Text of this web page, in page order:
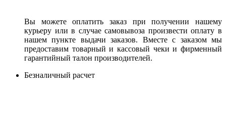
Вы можете оплатить заказ при получении нашему
курьеру или в случае самовывоза произвести оплату в
нашем пункте выдачи заказов. Вместе с заказом мы
предоставим товарный и кассовый чеки и фирменный
гарантийный талон производителей.
Безналичный расчет